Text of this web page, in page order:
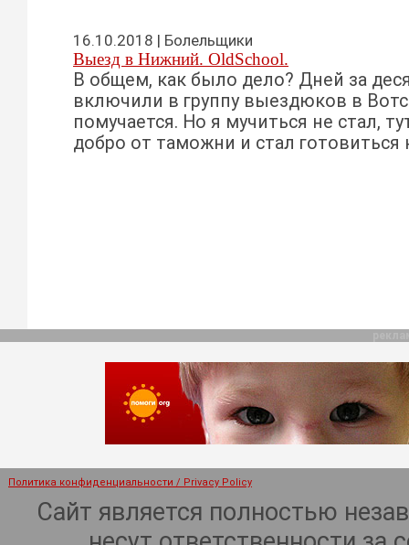
16.10.2018 | Болельщики
Выезд в Нижний. OldSchool.
В общем, как было дело? Дней за
включили в группу выездюков в
помучается. Но я мучиться не стал,
добро от таможни и стал готовиться
Политика конфиденциальности / Privacy Policy
Сайт является полностью